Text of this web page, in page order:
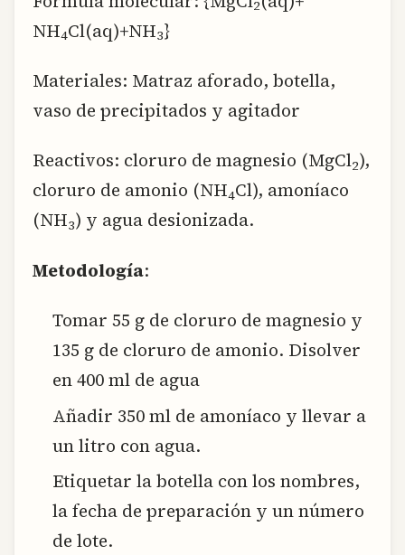
2
NH4Cl(aq)+NH3}
Materiales: Matraz aforado, botella,
vaso de precipitados y agitador
Reactivos: cloruro de magnesio (MgCl2),
cloruro de amonio (NH4Cl), amoníaco
(NH3) y agua desionizada.
Metodología:
Tomar 55 g de cloruro de magnesio y
135 g de cloruro de amonio. Disolver
en 400 ml de agua
Añadir 350 ml de amoníaco y llevar a
un litro con agua.
Etiquetar la botella con los nombres,
la fecha de preparación y un número
de lote.